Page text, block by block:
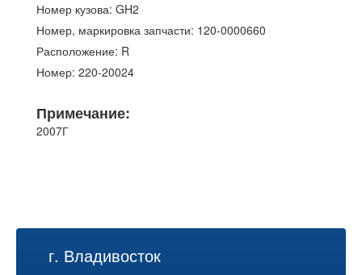
Номер кузова: GH2
Номер, маркировка запчасти: 120-0000660
Расположение: R
Номер: 220-20024
Примечание:
2007Г
г. Владивосток